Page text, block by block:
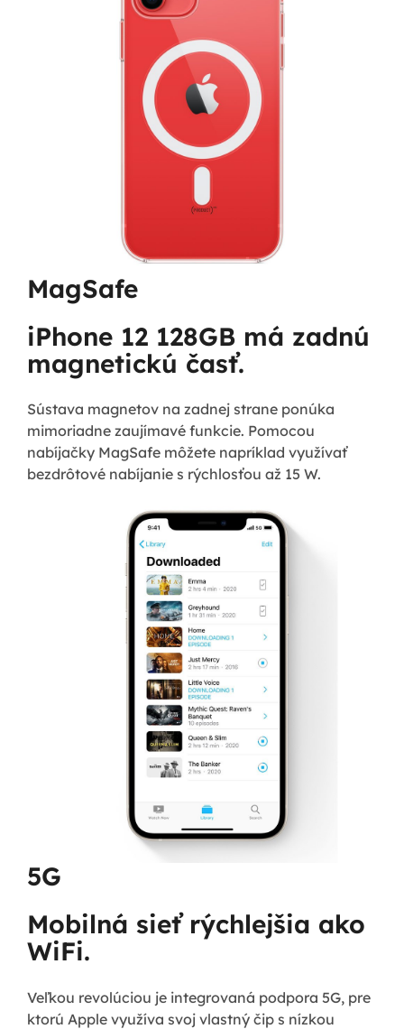
MagSafe
iPhone 12 128GB má zadnú
magnetickú časť.
Sústava magnetov na zadnej strane ponúka
mimoriadne zaujímavé funkcie. Pomocou
nabíjačky MagSafe môžete napríklad využívať
bezdrôtové nabíjanie s rýchlosťou až 15 W.
5G
Mobilná sieť rýchlejšia ako
WiFi.
Veľkou revolúciou je integrovaná podpora 5G, pre
ktorú Apple využíva svoj vlastný čip s nízkou